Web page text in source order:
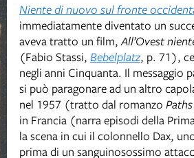
Niente di nuovo sul fronte
immediatamente diventato un
aveva tratto un film,All’Ovest
(Fabio Stassi, Bebelplatz, p. 71),
negli anni Cinquanta. Il
si può paragonare ad un altro
nel 1957 (tratto dal romanzo
in Francia (narra episodi della
la scena in cui il colonnello Dax,
prima di un sanguinosossimo